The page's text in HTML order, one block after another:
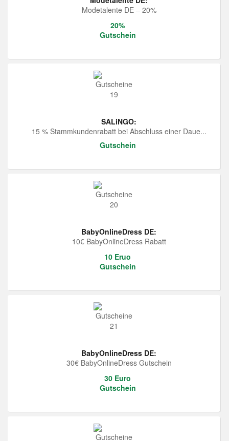
Modetalente DE – 20%
20%
Gutschein
SALiNGO:
15 % Stammkundenrabatt bei Abschluss einer Daue...
Gutschein
BabyOnlineDress DE:
10€ BabyOnlineDress Rabatt
10 Eruo
Gutschein
BabyOnlineDress DE:
30€ BabyOnlineDress Gutschein
30 Euro
Gutschein